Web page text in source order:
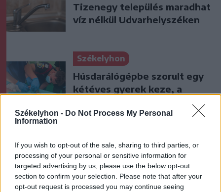
Székelyhon - Do Not Process My Personal
Information
If you wish to opt-out of the sale, sharing to third parties, or
processing of your personal or sensitive information for
targeted advertising by us, please use the below opt-out
section to confirm your selection. Please note that after your
opt-out request is processed you may continue seeing
Tizenegy település maradhat
víz nélkül Udvarhelyszéken
Székelyhon
Húsdarálógépbe szorult egy
kétéves gyerek keze, a
műtőben
Látványos meccs nyitotta a
Szuperliga negyedik
fordulóját (videóval)